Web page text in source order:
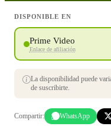
DISPONIBLE EN
Prime Video
Enlace de afiliación
La disponibilidad puede
de suscribirte.
Compartir: WhatsApp